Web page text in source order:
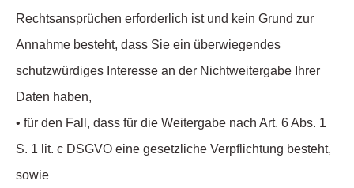
Rechtsansprüchen erforderlich ist und kein Grund zur
Annahme besteht, dass Sie ein überwiegendes
schutzwürdiges Interesse an der Nichtweitergabe Ihrer
Daten haben,
• für den Fall, dass für die Weitergabe nach Art. 6 Abs. 1
S. 1 lit. c DSGVO eine gesetzliche Verpflichtung besteht,
sowie